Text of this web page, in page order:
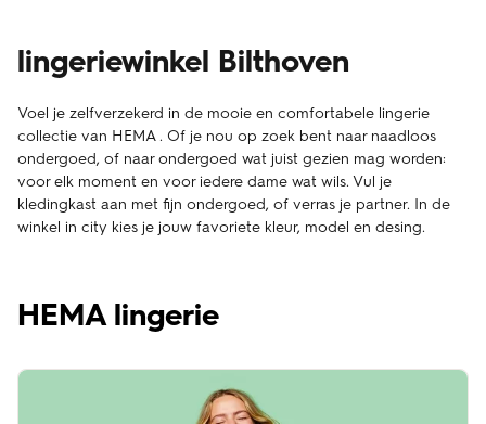
lingeriewinkel Bilthoven
Voel je zelfverzekerd in de mooie en comfortabele lingerie
collectie van HEMA . Of je nou op zoek bent naar naadloos
ondergoed, of naar ondergoed wat juist gezien mag worden:
voor elk moment en voor iedere dame wat wils. Vul je
kledingkast aan met fijn ondergoed, of verras je partner. In de
winkel in city kies je jouw favoriete kleur, model en desing.
HEMA lingerie